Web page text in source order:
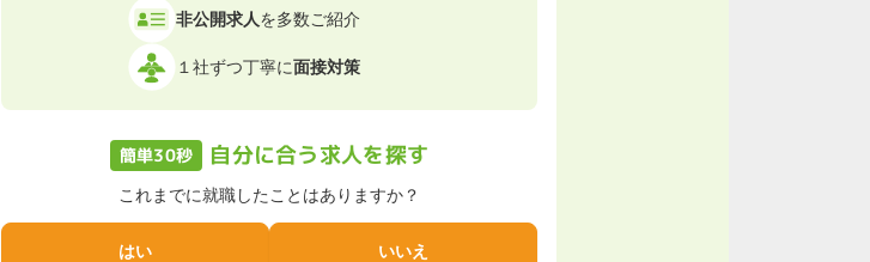
非公開求人を多数ご紹介
１社ずつ丁寧に面接対策
簡単30秒 自分に合う求人を探す
これまでに就職したことはありますか？
はい いいえ